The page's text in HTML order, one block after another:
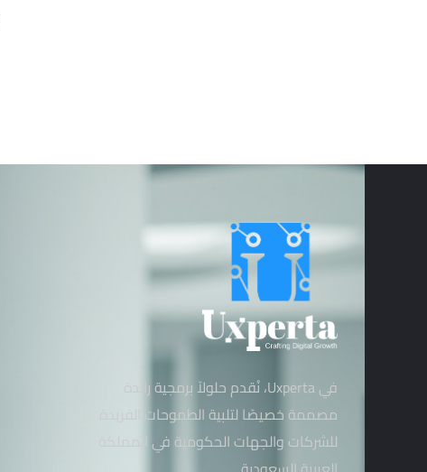
في Uxperta، نُقدم حلولاً برمجية رائدة
مصممة خصيصًا لتلبية الطموحات الفريدة
للشركات والجهات الحكومية في المملكة